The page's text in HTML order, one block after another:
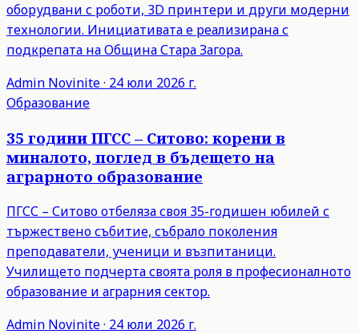
оборудвани с роботи, 3D принтери и други модерни
технологии. Инициативата е реализирана с
подкрепата на Община Стара Загора.
Admin Novinite· 24 юли 2026 г.
Образование
35 години ПГСС – Ситово: корени в
миналото, поглед в бъдещето на
аграрното образование
ПГСС – Ситово отбеляза своя 35-годишен юбилей с
тържествено събитие, събрало поколения
преподаватели, ученици и възпитаници.
Училището подчерта своята роля в професионалното
образование и аграрния сектор.
Admin Novinite· 24 юли 2026 г.